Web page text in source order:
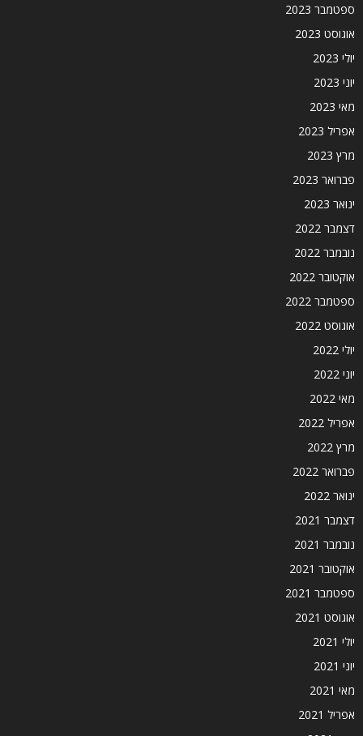
ספטמבר 2023
אוגוסט 2023
יולי 2023
יוני 2023
מאי 2023
אפריל 2023
מרץ 2023
פברואר 2023
ינואר 2023
דצמבר 2022
נובמבר 2022
אוקטובר 2022
ספטמבר 2022
אוגוסט 2022
יולי 2022
יוני 2022
מאי 2022
אפריל 2022
מרץ 2022
פברואר 2022
ינואר 2022
דצמבר 2021
נובמבר 2021
אוקטובר 2021
ספטמבר 2021
אוגוסט 2021
יולי 2021
יוני 2021
מאי 2021
אפריל 2021